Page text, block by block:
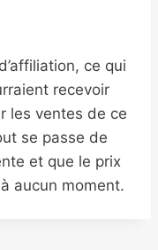
ce qui
recevoir
les ventes de ce
se passe de
et que le prix
aucun moment.